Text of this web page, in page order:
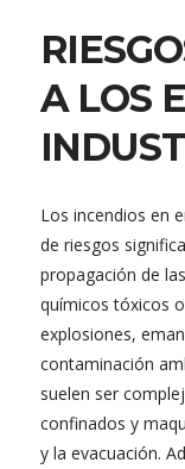
A LOS
Los incendios en
de riesgos
propagación de
químicos tóxicos
explosiones,
contaminación
suelen ser
confinados y
y la evacuación.